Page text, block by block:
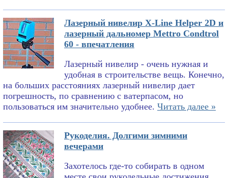
Лазерный нивелир X-Line Helper 2D и
лазерный дальномер Mettro Condtrol
60 - впечатления
Лазерный нивелир - очень нужная и
удобная в строительстве вещь. Конечно,
на больших расстояниях лазерный нивелир дает
погрешность, по сравнению с ватерпасом, но
пользоваться им значительно удобнее. Читать далее »
Рукоделия. Долгими зимними
вечерами
Захотелось где-то собирать в одном